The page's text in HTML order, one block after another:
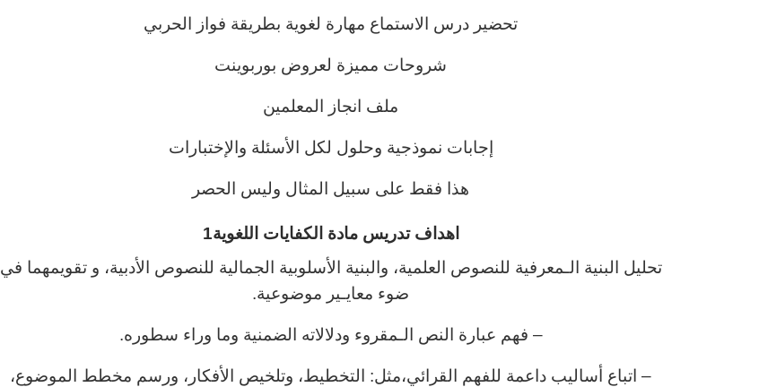
تحضير درس الاستماع مهارة لغوية بطريقة فواز الحربي
شروحات مميزة لعروض بوربوينت
ملف انجاز المعلمين
إجابات نموذجية وحلول لكل الأسئلة والإختبارات
هذا فقط على سبيل المثال وليس الحصر
اهداف تدريس مادة الكفايات اللغوية1
تحليل البنية الـمعرفية للنصوص العلمية، والبنية الأسلوبية الجمالية للنصوص الأدبية، و تقويمهما في
ضوء معايـير موضوعية.
– فهم عبارة النص الـمقروء ودلالاته الضمنية وما وراء سطوره.
– اتباع أساليب داعمة للفهم القرائي،مثل: التخطيط، وتلخيص الأفكار، ورسم مخطط الموضوع،